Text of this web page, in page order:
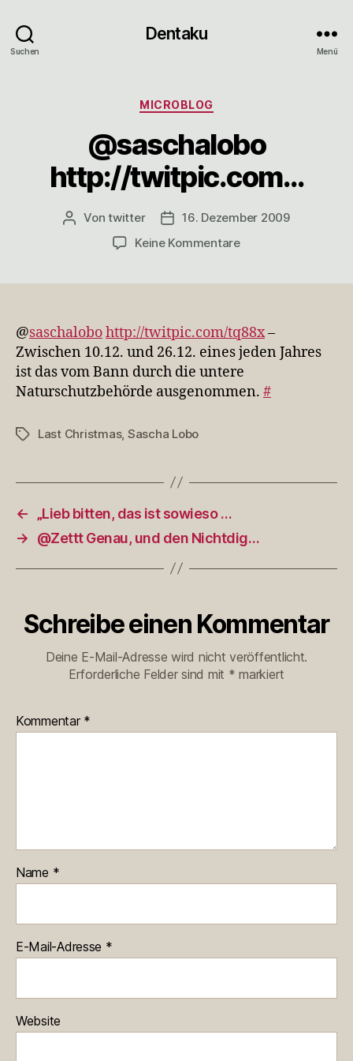
Suchen
Dentaku
Menü
Kategorien
MICROBLOG
@saschalobo
http://twitpic.com…
Beitragsautor
Vontwitter Veröffentlichungsdatum
16. Dezember 2009
Keine Kommentarezu
@saschalobohttp://twitpic.com/tq88x–
Zwischen 10.12. und 26.12. eines jeden Jahres
ist das vom Bann durch die untere
Naturschutzbehörde ausgenommen. #
Schlagwörter
Last Christmas, Sascha Lobo
←
„Lieb bitten, das ist sowieso …
→
@Zettt Genau, und den Nichtdig…
Schreibe einen Kommentar
Deine E-Mail-Adresse wird nicht veröffentlicht.
Erforderliche Felder sind mit * markiert
Kommentar *
Name *
E-Mail-Adresse *
Website